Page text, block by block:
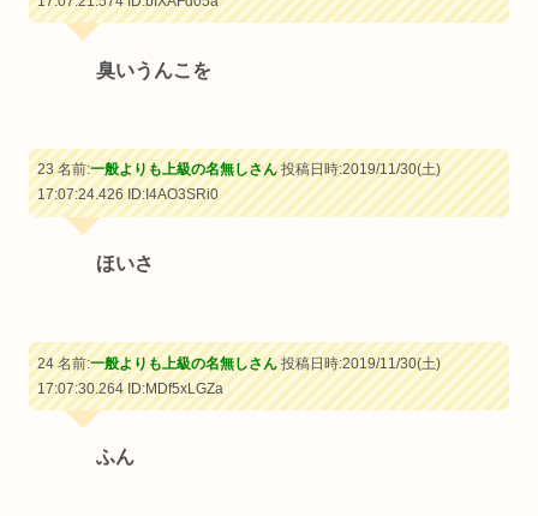
臭いうんこを
23 名前:一般よりも上級の名無しさん投稿日時:2019/11/30(土)
17:07:24.426ID:I4AO3SRi0
ほいさ
24 名前:一般よりも上級の名無しさん投稿日時:2019/11/30(土)
17:07:30.264ID:MDf5xLGZa
ふん